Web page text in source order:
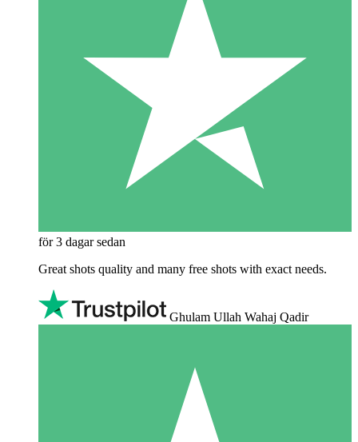
för 3 dagar sedan
Great shots quality and many free shots with exact needs.
Ghulam Ullah Wahaj Qadir